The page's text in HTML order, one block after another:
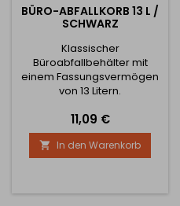
BÜRO-ABFALLKORB 13 L /
SCHWARZ
Klassischer
Büroabfallbehälter mit
einem Fassungsvermögen
von 13 Litern.
Preis
11,09 €
 In den Warenkorb